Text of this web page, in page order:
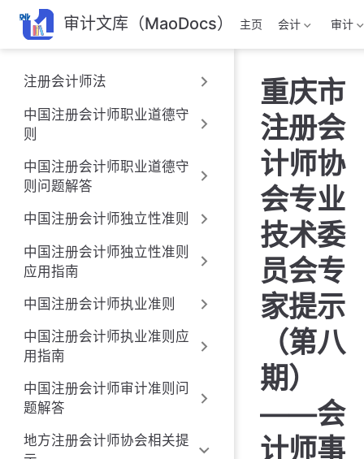
跳
至
主
要
內
容
审计文库（MaoDocs） 主页 会计 审计
注册会计师法
中国注册会计师职业道德守
则
中国注册会计师职业道德守
则问题解答
中国注册会计师独立性准则
中国注册会计师独立性准则
应用指南
中国注册会计师执业准则
中国注册会计师执业准则应
用指南
中国注册会计师审计准则问
题解答
地方注册会计师协会相关提
重庆市
注册会
计师协
会专业
技术委
员会专
家提示
（第八
期）
——会
计师事